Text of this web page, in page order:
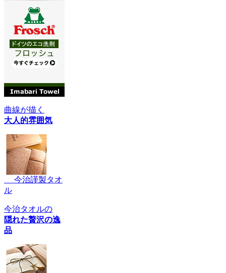
曲線が描く
大人的雰囲気
今治謹製タオ
ル
今治タオルの
隠れた贅沢の逸
品